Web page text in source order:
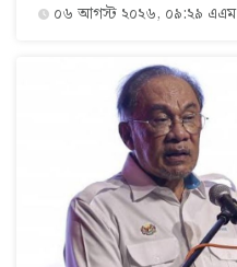
০৬ আগস্ট ২০২৬, ০৯:২৯ এএম